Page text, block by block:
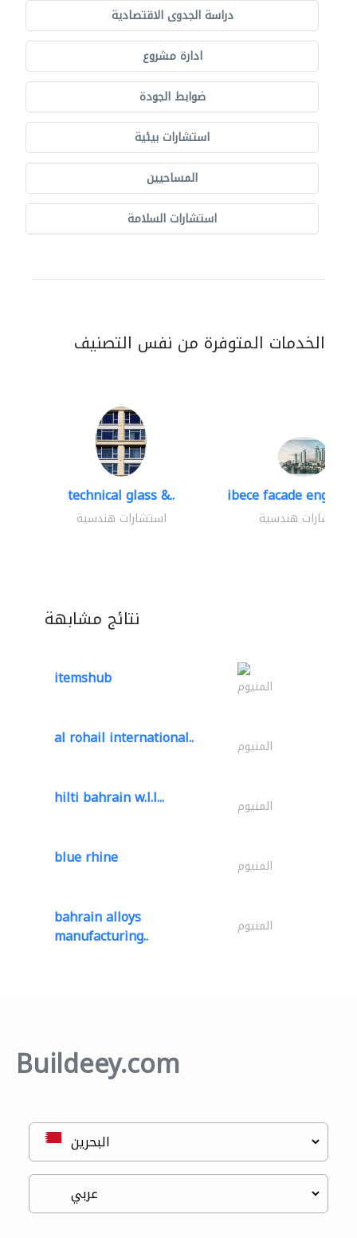
دراسة الجدوى الاقتصادية
ادارة مشروع
ضوابط الجودة
استشارات بيئية
المساحيين
استشارات السلامة
الخدمات المتوفرة من نفس التصنيف
technical glass &..
استشارات هندسية
ibece facade
استشارات هندسية
نتائج مشابهة
itemshub المنيوم
al rohail international.. المنيوم
hilti bahrain w.l.l... المنيوم
blue rhine المنيوم
bahrain alloys
manufacturing.. المنيوم
Buildeey.com